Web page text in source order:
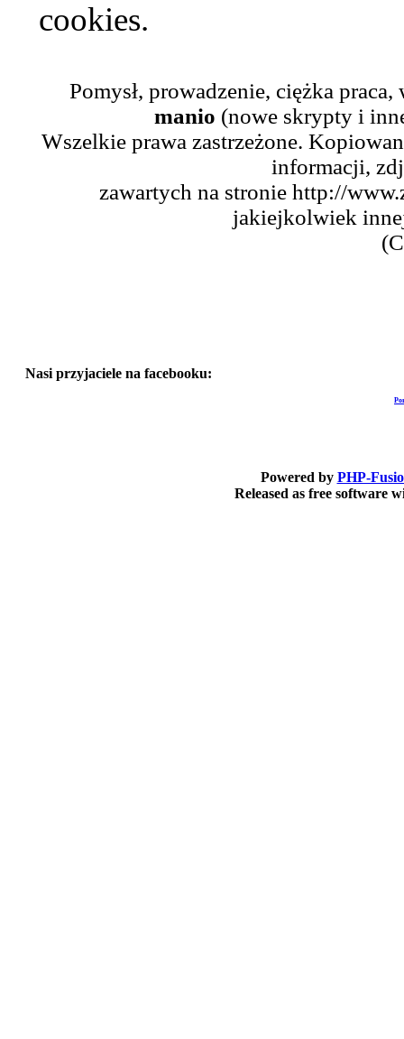
cookies.
Pomysł, prowadzenie, ciężka
manio (nowe skrypty i
Wszelkie prawa zastrzeżone.
informacji,
zawartych na stronie http://
jakiejkolwiek
Nasi przyjaciele na facebooku:
Powered by PHP-
Released as free software